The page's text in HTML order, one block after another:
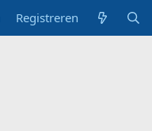
Registreren